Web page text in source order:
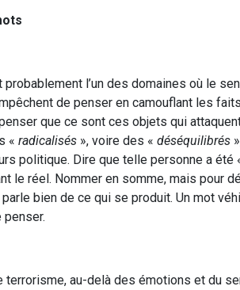
probablement l’un des domaines où le
de penser en camouflant les
que ce sont ces objets qui
« radicalisés », voire des « déséquilibrés
politique. Dire que telle personne a été
le réel. Nommer en somme, mais pour
parle bien de ce qui se produit. Un mot
penser.
terrorisme, au-delà des émotions et du